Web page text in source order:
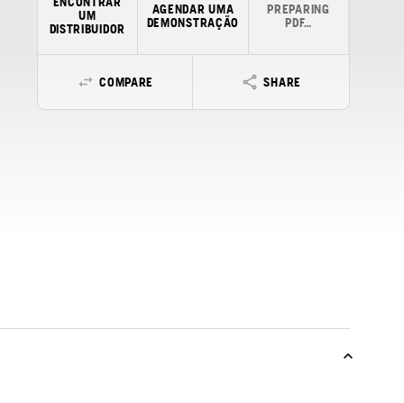
UM
DISTRIBUIDOR
AGENDAR UMA
DEMONSTRAÇÃO
PREPARING
PDF…
COMPARE SHARE